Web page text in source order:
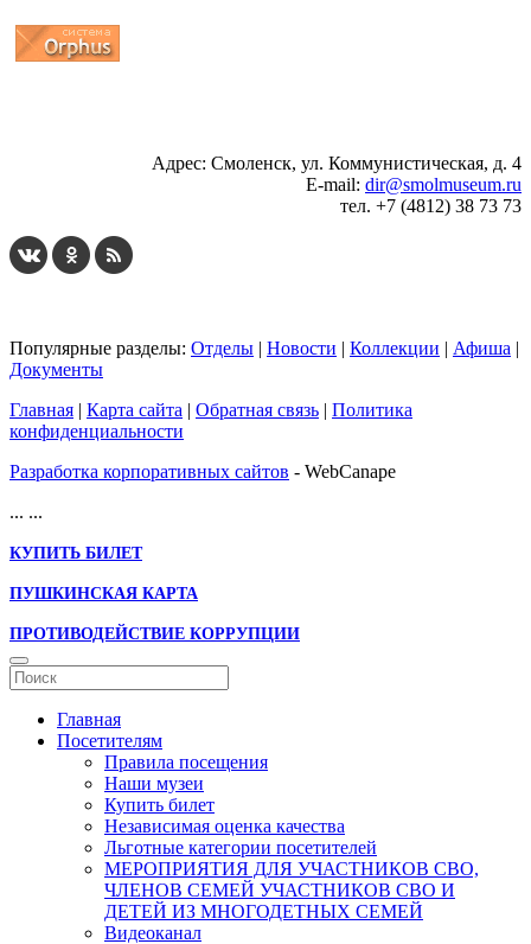
Адрес: Смоленск, ул. Коммунистическая, д. 4
E-mail: dir@smolmuseum.ru
тел. +7 (4812) 38 73 73
Популярные разделы: Отделы | Новости | Коллекции | Афиша |
Документы
Главная | Карта сайта | Обратная связь | Политика
конфиденциальности
Разработка корпоративных сайтов - WebCanape
... ...
КУПИТЬ БИЛЕТ
ПУШКИНСКАЯ КАРТА
ПРОТИВОДЕЙСТВИЕ КОРРУПЦИИ
Главная
Посетителям
Правила посещения
Наши музеи
Купить билет
Независимая оценка качества
Льготные категории посетителей
МЕРОПРИЯТИЯ ДЛЯ УЧАСТНИКОВ СВО,
ЧЛЕНОВ СЕМЕЙ УЧАСТНИКОВ СВО И
ДЕТЕЙ ИЗ МНОГОДЕТНЫХ СЕМЕЙ
Видеоканал